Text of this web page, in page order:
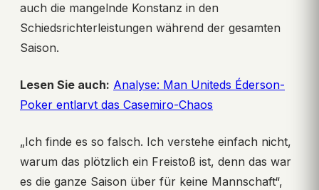
auch die mangelnde Konstanz in den
Schiedsrichterleistungen während der gesamten
Saison.
Lesen Sie auch: Analyse: Man Uniteds Éderson-
Poker entlarvt das Casemiro-Chaos
„Ich finde es so falsch. Ich verstehe einfach nicht,
warum das plötzlich ein Freistoß ist, denn das war
es die ganze Saison über für keine Mannschaft“,